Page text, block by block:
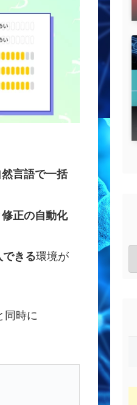
言語で一括
正の自動化
きる環境が
同時に